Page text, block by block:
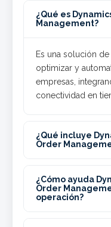
¿Qué es
Management?
Es una solución de
optimizar y
empresas,
conectividad en
¿Qué incluye
Order
¿Cómo ayuda
Order
operación?